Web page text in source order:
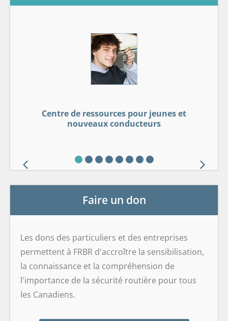
Conduite sobre et intelligente
Centre de ressources pour jeunes et
nouveaux conducteurs
Programme d'études sur les éthylotests anti-
démarrage
Centre d'apprentissage de la conduite sous
l'emprise de drogues
Centre de sécurité GDL Framework
Centre de ressources sur le partage des
routes de la faune
Le cerveau à bord
Laissez tomber et conduisez®.
Conduite sobre et intelligente
Centre de ressources pour jeunes et
nouveaux conducteurs
Faire un don
Les dons des particuliers et des entreprises
permettent à FRBR d'accroître la sensibilisation,
la connaissance et la compréhension de
l'importance de la sécurité routière pour tous
les Canadiens.